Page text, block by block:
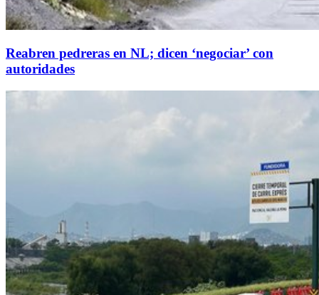
Reabren pedreras en NL; dicen ‘negociar’ con
autoridades